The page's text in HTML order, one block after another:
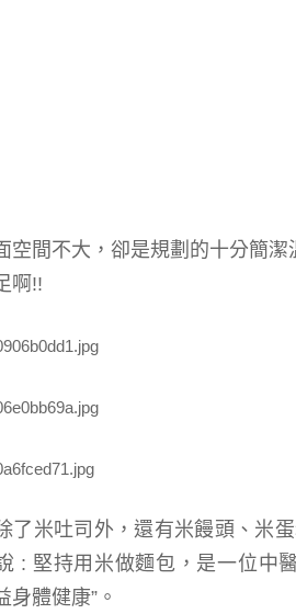
空間不大， 卻是規劃的十分簡潔
啊!!
了米吐司外，還有米饅頭、米
: 堅持用米做麵包，是一位中
身體健康” 。